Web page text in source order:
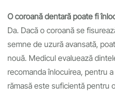
O coroană dentară poate fi
Da. Dacă o coroană se
semne de uzură avansată,
nouă. Medicul evaluează
recomanda înlocuirea, pentru
rămasă este suficientă pentru